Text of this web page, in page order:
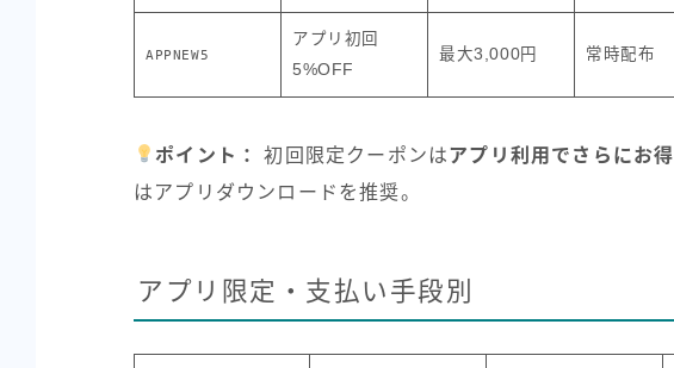
APPNEW5
アプリ初回
5%OFF
最大3,000円 常時配布
ポイント： 初回限定クーポンはアプリ利用でさらにお得
はアプリダウンロードを推奨。
アプリ限定・支払い手段別